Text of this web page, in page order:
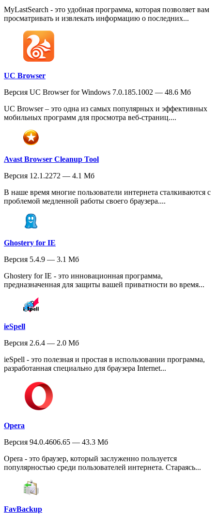
MyLastSearch - это удобная программа, которая позволяет вам
просматривать и извлекать информацию о последних...
UC Browser
Версия UC Browser for Windows 7.0.185.1002 — 48.6 Мб
UC Browser – это одна из самых популярных и эффективных
мобильных программ для просмотра веб-страниц....
Avast Browser Cleanup Tool
Версия 12.1.2272 — 4.1 Мб
В наше время многие пользователи интернета сталкиваются с
проблемой медленной работы своего браузера....
Ghostery for IE
Версия 5.4.9 — 3.1 Мб
Ghostery for IE - это инновационная программа,
предназначенная для защиты вашей приватности во время...
ieSpell
Версия 2.6.4 — 2.0 Мб
ieSpell - это полезная и простая в использовании программа,
разработанная специально для браузера Internet...
Opera
Версия 94.0.4606.65 — 43.3 Мб
Opera - это браузер, который заслуженно пользуется
популярностью среди пользователей интернета. Стараясь...
FavBackup